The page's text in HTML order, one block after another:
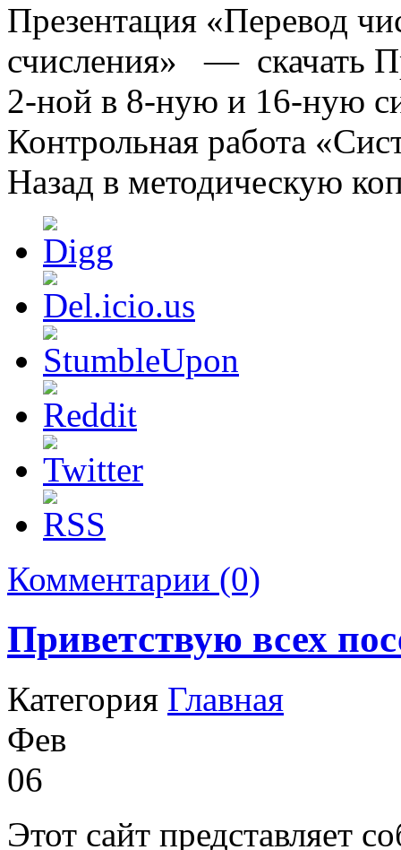
Презентация «Перевод
счисления» — скачать
2-ной в 8-ную и 16-ную
Контрольная работа
Назад в методическую
Комментарии (0)
Приветствую всех
Категория Главная
Фев
06
Этот сайт представляет